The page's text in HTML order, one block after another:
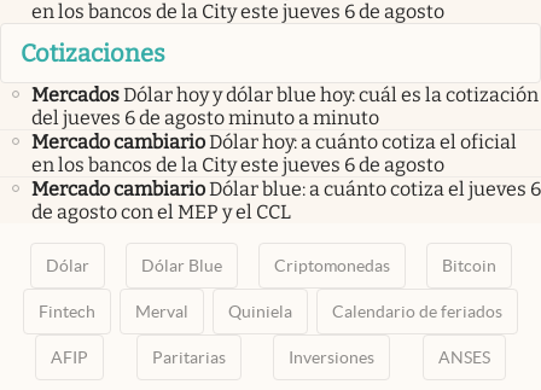
en los bancos de la City este jueves 6 de agosto
Cotizaciones
MercadosDólar hoy y dólar blue hoy: cuál es la cotización
del jueves 6 de agosto minuto a minuto
Mercado cambiarioDólar hoy: a cuánto cotiza el oficial
en los bancos de la City este jueves 6 de agosto
Mercado cambiarioDólar blue: a cuánto cotiza el jueves 6
de agosto con el MEP y el CCL
Dólar Dólar Blue Criptomonedas Bitcoin
Fintech Merval Quiniela Calendario de feriados
AFIP Paritarias Inversiones ANSES